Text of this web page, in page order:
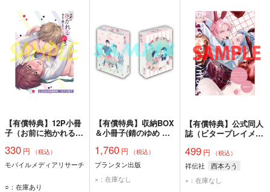
【有償特典】12P小冊
子（お前に抱かれるな
マった男はAV男優 3）
330 円 （税込）
モバイルメディアリサーチ
○：在庫あり
【有償特典】収納BOX
＆小冊子(錆のゆめ 左
1,760 円 （税込）
プランタン出版
×：在庫なし
【有償特典】公式同人
誌（ビタープレイメイ
499円 （税込）
祥伝社
西本ろう
×：在庫なし